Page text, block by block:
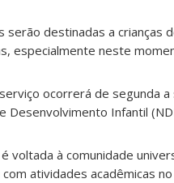
serão destinadas a crianças
especialmente neste
ocorrerá de segunda
Desenvolvimento Infantil
voltada à comunidade
atividades acadêmicas